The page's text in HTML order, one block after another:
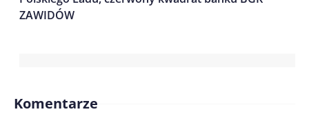
ZAWIDÓW
Komentarze